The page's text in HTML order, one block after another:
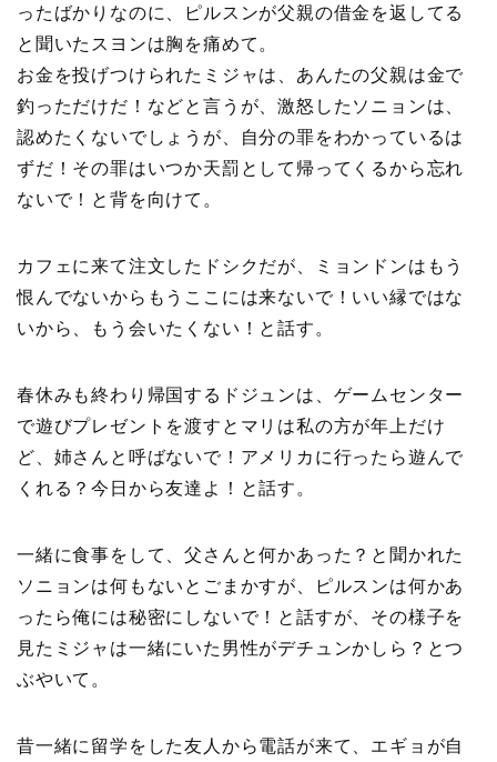
ったばかりなのに、ピルスンが父親の借金を返してる
と聞いたスヨンは胸を痛めて。
お金を投げつけられたミジャは、あんたの父親は金で
釣っただけだ！などと言うが、激怒したソニョンは、
認めたくないでしょうが、自分の罪をわかっているは
ずだ！その罪はいつか天罰として帰ってくるから忘れ
ないで！と背を向けて。
カフェに来て注文したドシクだが、ミョンドンはもう
恨んでないからもうここには来ないで！いい縁ではな
いから、もう会いたくない！と話す。
春休みも終わり帰国するドジュンは、ゲームセンター
で遊びプレゼントを渡すとマリは私の方が年上だけ
ど、姉さんと呼ばないで！アメリカに行ったら遊んで
くれる？今日から友達よ！と話す。
一緒に食事をして、父さんと何かあった？と聞かれた
ソニョンは何もないとごまかすが、ピルスンは何かあ
ったら俺には秘密にしないで！と話すが、その様子を
見たミジャは一緒にいた男性がデチュンかしら？とつ
ぶやいて。
昔一緒に留学をした友人から電話が来て、エギョが自